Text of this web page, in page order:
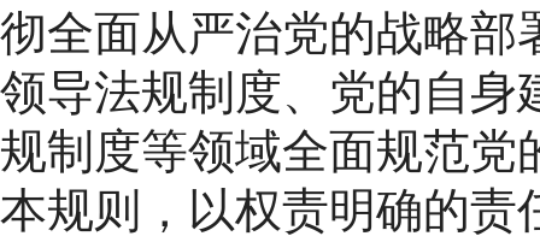
彻全面从严治党的战略部
领导法规制度、党的自身
规制度等领域全面规范党
本规则，以权责明确的责